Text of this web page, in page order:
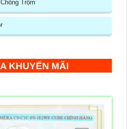
Trộm
KHUYẾN MÃI